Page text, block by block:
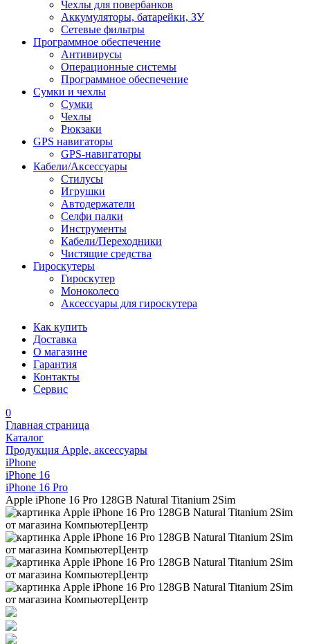
Чехлы для повербанков
Аккумуляторы, батарейки, ЗУ
Сетевые фильтры
Программное обеспечение
Антивирусы
Операционные системы
Программное обеспечение
Сумки и чехлы
Сумки
Чехлы
Рюкзаки
GPS навигаторы
GPS-навигаторы
Кабели/Аксессуары
Стилусы
Игрушки
Автодержатели
Селфи палки
Инструменты
Кабели/Переходники
Чистящие средства
Гироскутеры
Гироскутер
Моноколесо
Аксессуары для гироскутера
Как купить
Доставка
О магазине
Гарантия
Контакты
Сервис
0
Главная страница
Каталог
Продукция Apple, аксессуары
iPhone
iPhone 16
iPhone 16 Pro
Apple iPhone 16 Pro 128GB Natural Titanium 2Sim